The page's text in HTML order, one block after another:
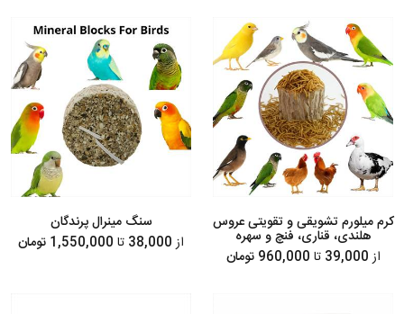
کرم میلورم تشویقی و تقویتی عروس
هلندی، قناری، فنچ و سهره
از39,000 تا
سنگ مینرال پرندگان
از38,000 تا